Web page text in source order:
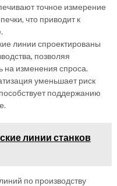
точное измерение
что приводит к
линии спроектированы
позволяя
на изменения спроса.
уменьшает риск
поддержанию
линии станков
по производству